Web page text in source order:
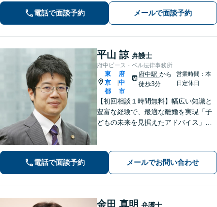
スピーディーに対処。 【夜間・休日の
対応可能】【オンライン面談可能】
電話で面談予約 メールで面談予約
平山 諒 弁護士
府中ピース・ベル法律事務所
東
京
都
府
中
市
府中駅から
徒歩3分
営業時間：本
日定休日
【初回相談１時間無料】幅広い知識と
豊富な経験で、最適な離婚を実現「子
どもの未来を見据えたアドバイス」
ラスメント対策措置をレクチャー。過
労死・過労自殺などの問題にも精通
【府中駅3分】
電話で面談予約 メールでお問い合わせ
金田 真明 弁護士